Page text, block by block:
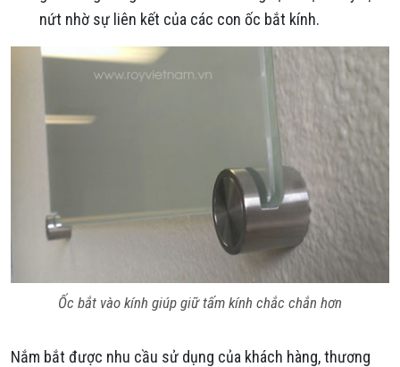
nứt nhờ sự liên kết của các con ốc bắt kính.
Ốc bắt vào kính giúp giữ tấm kính chắc chắn hơn
Nắm bắt được nhu cầu sử dụng của khách hàng, thương